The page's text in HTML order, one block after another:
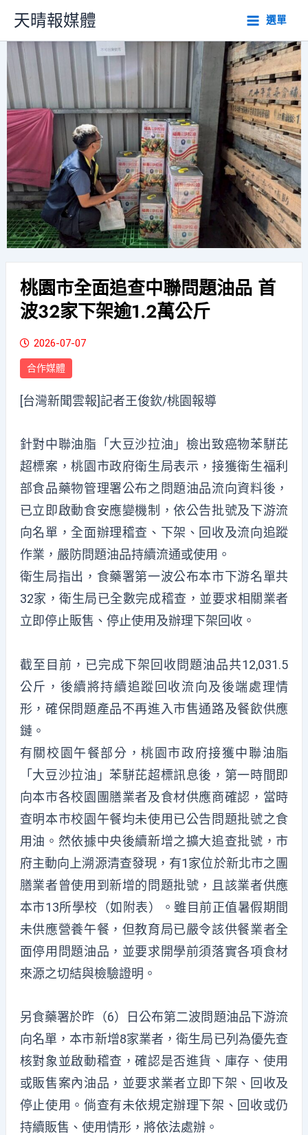
主
內
容
天晴報媒體 選單
桃園市全面追查中聯問題油品 首
波32家下架逾1.2萬公斤
2026-07-07
合作媒體
[台灣新聞雲報]記者王俊欽/桃園報導
針對中聯油脂「大豆沙拉油」檢出致癌物苯駢芘
超標案，桃園市政府衛生局表示，接獲衛生福利
部食品藥物管理署公布之問題油品流向資料後，
已立即啟動食安應變機制，依公告批號及下游流
向名單，全面辦理稽查、下架、回收及流向追蹤
作業，嚴防問題油品持續流通或使用。
衛生局指出，食藥署第一波公布本市下游名單共
32家，衛生局已全數完成稽查，並要求相關業者
立即停止販售、停止使用及辦理下架回收。
截至目前，已完成下架回收問題油品共12,031.5
公斤，後續將持續追蹤回收流向及後端處理情
形，確保問題產品不再進入市售通路及餐飲供應
鏈。
有關校園午餐部分，桃園市政府接獲中聯油脂
「大豆沙拉油」苯駢芘超標訊息後，第一時間即
向本市各校園團膳業者及食材供應商確認，當時
查明本市校園午餐均未使用已公告問題批號之食
用油。然依據中央後續新增之擴大追查批號，市
府主動向上溯源清查發現，有1家位於新北市之團
膳業者曾使用到新增的問題批號，且該業者供應
本市13所學校（如附表）。雖目前正值暑假期間
未供應營養午餐，但教育局已嚴令該供餐業者全
面停用問題油品，並要求開學前須落實各項食材
來源之切結與檢驗證明。
另食藥署於昨（6）日公布第二波問題油品下游流
向名單，本市新增8家業者，衛生局已列為優先查
核對象並啟動稽查，確認是否進貨、庫存、使用
或販售案內油品，並要求業者立即下架、回收及
停止使用。倘查有未依規定辦理下架、回收或仍
持續販售、使用情形，將依法處辦。